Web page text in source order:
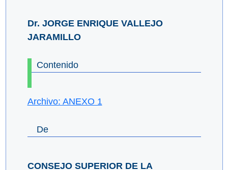
Dr. JORGE ENRIQUE VALLEJO
JARAMILLO
Contenido
Archivo: ANEXO 1
De
CONSEJO SUPERIOR DE LA